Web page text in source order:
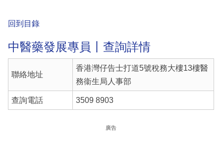
回到目錄
中醫藥發展專員丨查詢詳情
聯絡地址
香港灣仔告士打道5號稅務大樓13樓醫
務衞生局人事部
查詢電話 3509 8903
廣告